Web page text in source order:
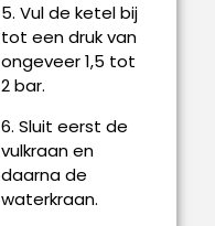
5. Vul de ketel bij
tot een druk van
ongeveer 1,5 tot
2 bar.
6. Sluit eerst de
vulkraan en
daarna de
waterkraan.